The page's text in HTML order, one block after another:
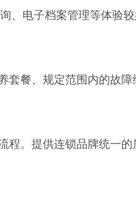
、电子档案管理等体验较
套餐、规定范围内的故
程。提供连锁品牌统一的